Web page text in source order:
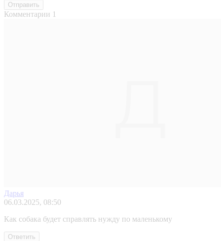
Отправить
Комментарии 1
Дарья
06.03.2025, 08:50
Как собака будет справлять нужду по маленькому
Ответить